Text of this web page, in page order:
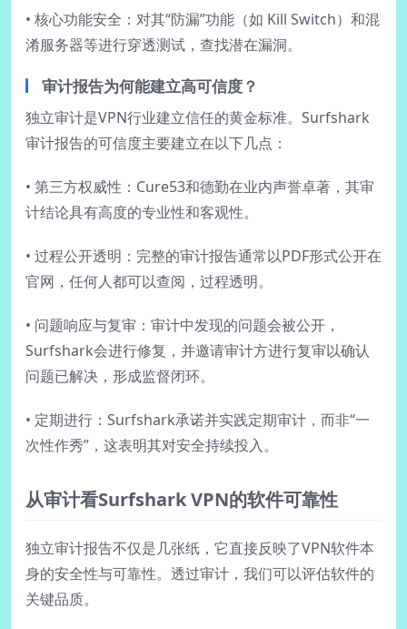
• 核心功能安全：对其“防漏”功能（如 Kill Switch）和混
淆服务器等进行穿透测试，查找潜在漏洞。
审计报告为何能建立高可信度？
独立审计是VPN行业建立信任的黄金标准。Surfshark
审计报告的可信度主要建立在以下几点：
• 第三方权威性：Cure53和德勤在业内声誉卓著，其审
计结论具有高度的专业性和客观性。
• 过程公开透明：完整的审计报告通常以PDF形式公开在
官网，任何人都可以查阅，过程透明。
• 问题响应与复审：审计中发现的问题会被公开，
Surfshark会进行修复，并邀请审计方进行复审以确认
问题已解决，形成监督闭环。
• 定期进行：Surfshark承诺并实践定期审计，而非“一
次性作秀”，这表明其对安全持续投入。
从审计看Surfshark VPN的软件可靠性
独立审计报告不仅是几张纸，它直接反映了VPN软件本
身的安全性与可靠性。透过审计，我们可以评估软件的
关键品质。